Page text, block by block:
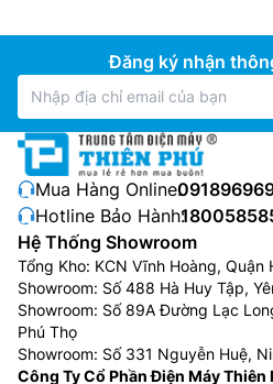
Đăng ký nhận
Mua Hàng Online:
Hotline Bảo Hành:
Hệ Thống Showroom
Tổng Kho: KCN Vĩnh Hoàng, Quận
Showroom: Số 488 Hà Huy Tập,
Showroom: Số 89A Đường Lạc
Phú Thọ
Showroom: Số 331 Nguyễn Huệ,
Công Ty Cổ Phần Điện Máy Thiên